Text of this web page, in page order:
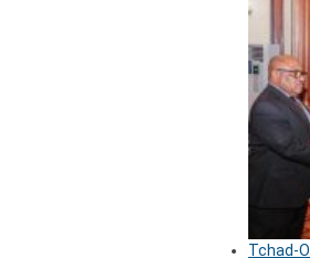
Tchad-